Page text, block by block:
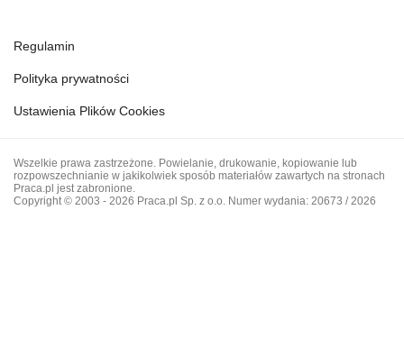
Regulamin
Polityka prywatności
Ustawienia Plików Cookies
Wszelkie prawa zastrzeżone. Powielanie, drukowanie, kopiowanie lub
rozpowszechnianie w jakikolwiek sposób materiałów zawartych na stronach
Praca.pl jest zabronione.
Copyright © 2003 - 2026 Praca.pl Sp. z o.o. Numer wydania: 20673 / 2026